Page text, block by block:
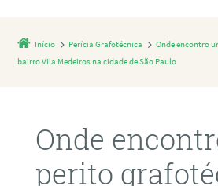
Início Perícia Grafotécnica
Onde encontro
bairro Vila Medeiros na cidade de São Paulo
Onde
perito